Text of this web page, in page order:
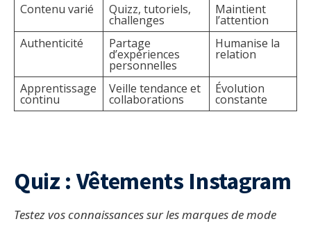
Contenu varié
Quizz, tutoriels,
challenges
Maintient
l’attention
Authenticité
Partage
d’expériences
personnelles
Humanise la
relation
Apprentissage
continu
Veille tendance et
collaborations
Évolution
constante
Quiz : Vêtements Instagram
Testez vos connaissances sur les marques de mode